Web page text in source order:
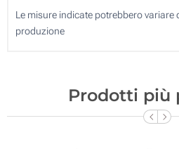
Le misure indicate potrebbero variare
produzione
Prodotti più